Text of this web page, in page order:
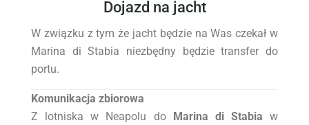
Dojazd na jacht
W związku z tym że jacht będzie na Was czekał w
Marina di Stabia niezbędny będzie transfer do
portu.
Komunikacja zbiorowa
Z lotniska w Neapolu do
Marina di Stabia w